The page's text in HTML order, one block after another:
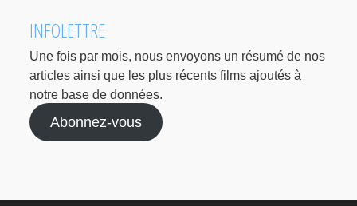
INFOLETTRE
Une fois par mois, nous envoyons un résumé de nos
articles ainsi que les plus récents films ajoutés à
notre base de données.
Abonnez-vous